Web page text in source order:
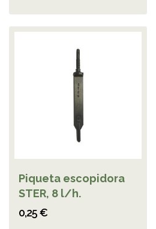
Piqueta escopidora
STER, 8 l/h.
0,25 €